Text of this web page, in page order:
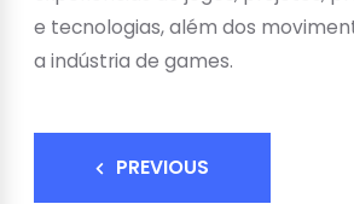
e tecnologias, além dos
a indústria de games.
PREVIOUS